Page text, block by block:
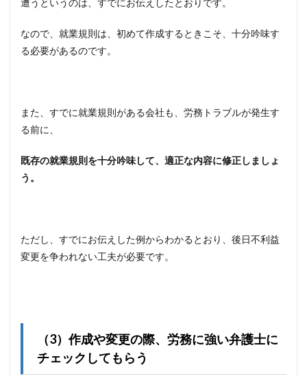
遭うというのは、すでにお伝えしたとおりです。
なので、就業規則は、初めて作成するときこそ、十分吟味す
る必要があるのです。
また、すでに就業規則がある会社も、労務トラブルが発生す
る前に、
既存の就業規則を十分吟味して、適正な内容に修正しましょ
う。
ただし、すでにお伝えした例からわかるとおり、後日不利益
変更を争われない工夫が必要です。
（3）作成や変更の際、労務に強い弁護士に
チェックしてもらう